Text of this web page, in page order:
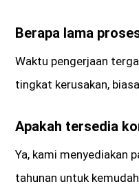
Berapa lama
Waktu pengerjaan
tingkat kerusakan,
Apakah tersedia
Ya, kami menyediakan
tahunan untuk